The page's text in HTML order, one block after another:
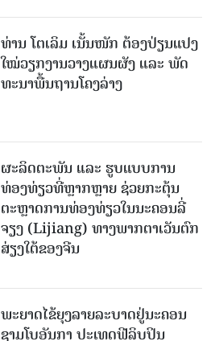
ທ່ານ ໂຕ​ເລິມ ເນັ້ນໜັກ ຕ້ອງ​ປ່ຽນ​ແປງ​
ໃໝ່​ວຽກ​ງານ​ວາງ​ແຜນ​ຜັງ ແລະ ​ພັດ​
ທະ​ນາ​ພື້ນ​ຖານ​ໂຄງ​ລ່າງ
ຜະລິດຕະພັນ ແລະ ຮູບແບບການ
ທ່ອງທ່ຽວທີ່ຫຼາກຫຼາຍ ຊ່ວຍກະຕຸ້ນ
ຕະຫຼາດການທ່ອງທ່ຽວໃນນະຄອນລີ່
ຈຽງ (Lijiang) ທາງພາກຕາເວັນຕົກ
ສ່ຽງໃຕ້ຂອງຈີນ
ພະຍາດໄຂ້ຍຸງລາຍລະບາດຢູ່ນະຄອນ
ຊາມໂບ​ອັນກາ ປະເທດຟີລິບປິນ